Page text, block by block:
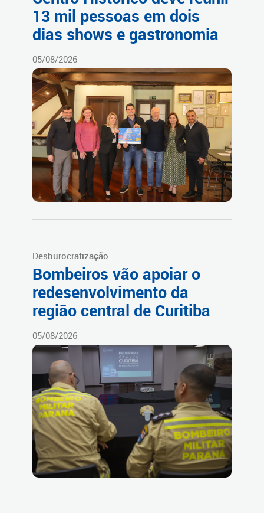
13 mil pessoas em dois
dias shows e gastronomia
05/08/2026
Desburocratização
Bombeiros vão apoiar o
redesenvolvimento da
região central de Curitiba
05/08/2026